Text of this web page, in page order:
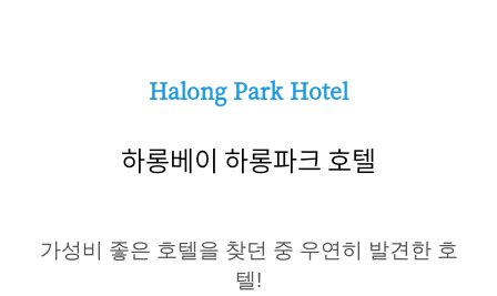
Halong Park Hotel
하롱베이 하롱파크 호텔
가성비 좋은 호텔을 찾던 중 우연히 발견한 호
텔!